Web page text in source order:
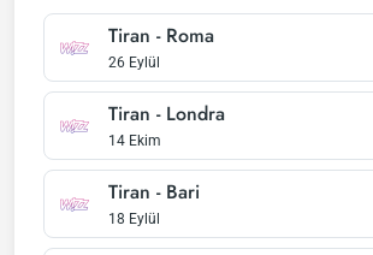
Tiran - Roma
26 Eylül
Tiran - Londra
14 Ekim
Tiran - Bari
18 Eylül